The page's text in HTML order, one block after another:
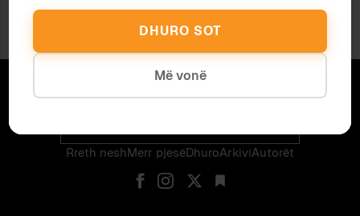
Rreth neshMerr pjes​​ë​DhuroArkiviAutorët
DHURO SOT
Më vonë